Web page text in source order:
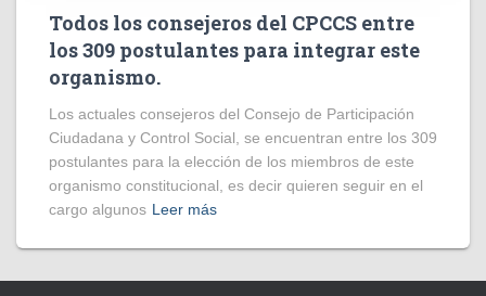
Todos los consejeros del CPCCS entre
los 309 postulantes para integrar este
organismo.
Los actuales consejeros del Consejo de Participación
Ciudadana y Control Social, se encuentran entre los 309
postulantes para la elección de los miembros de este
organismo constitucional, es decir quieren seguir en el
cargo algunos Leer más